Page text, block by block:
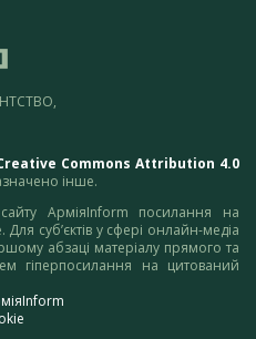
Commons Attribution 4.0
інше.
АрміяInform посилання на
Для суб’єктів у сфері онлайн-медіа
абзаці матеріалу прямого та
гіперпосилання на цитований